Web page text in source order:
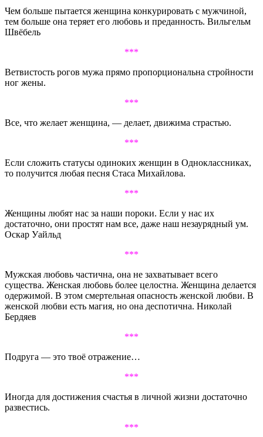
Чем больше пытается женщина конкурировать с мужчиной,
тем больше она теряет его любовь и преданность. Вильгельм
Швёбель
***
Ветвистость рогов мужа прямо пропорциональна стройности
ног жены.
***
Все, что желает женщина, — делает, движима страстью.
***
Если сложить статусы одиноких женщин в Одноклассниках,
то получится любая песня Стаса Михайлова.
***
Женщины любят нас за наши пороки. Если у нас их
достаточно, они простят нам все, даже наш незаурядный ум.
Оскар Уайльд
***
Мужская любовь частична, она не захватывает всего
существа. Женская любовь более целостна. Женщина делается
одержимой. В этом смертельная опасность женской любви. В
женской любви есть магия, но она деспотична. Николай
Бердяев
***
Подруга — это твоё отражение…
***
Иногда для достижения счастья в личной жизни достаточно
развестись.
***